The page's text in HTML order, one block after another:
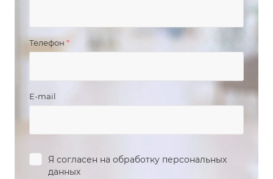
Телефон *
E-mail
Я согласен на обработку персональных
данных